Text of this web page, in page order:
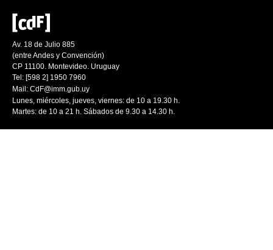
Av. 18 de Julio 885
(entre Andes y Convención)
CP 11100. Montevideo. Uruguay
Tel: [598 2] 1950 7960
Mail: CdF@imm.gub.uy
Lunes, miércoles, jueves, viernes: de 10 a 19.30 h.
Martes: de 10 a 21 h. Sábados de 9.30 a 14.30 h.